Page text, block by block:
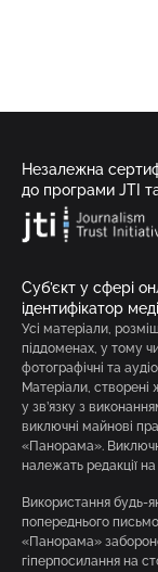
Незалежна
до програми JTI
Суб’єкт у сфері
ідентифікатор
Усі матеріали,
піддоменах, у тому
фотографічні та
Матеріали, створені
у зв’язку з
виключні майнові
«Панорама».
належать редакції на
Використання будь-
попереднього
«Панорама»
гіперпосилання на